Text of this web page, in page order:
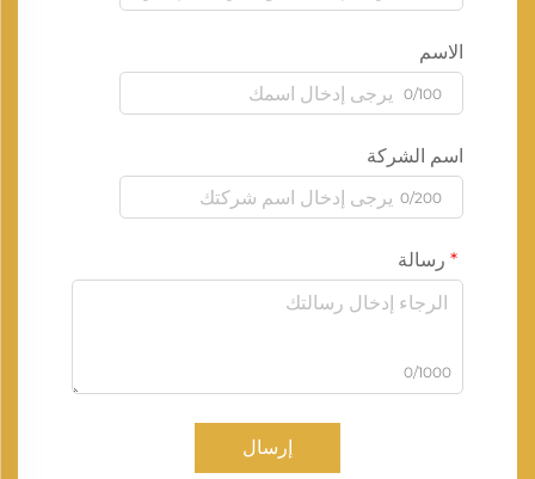
الاسم
0/100
اسم الشركة
0/200
رسالة
0/1000
إرسال